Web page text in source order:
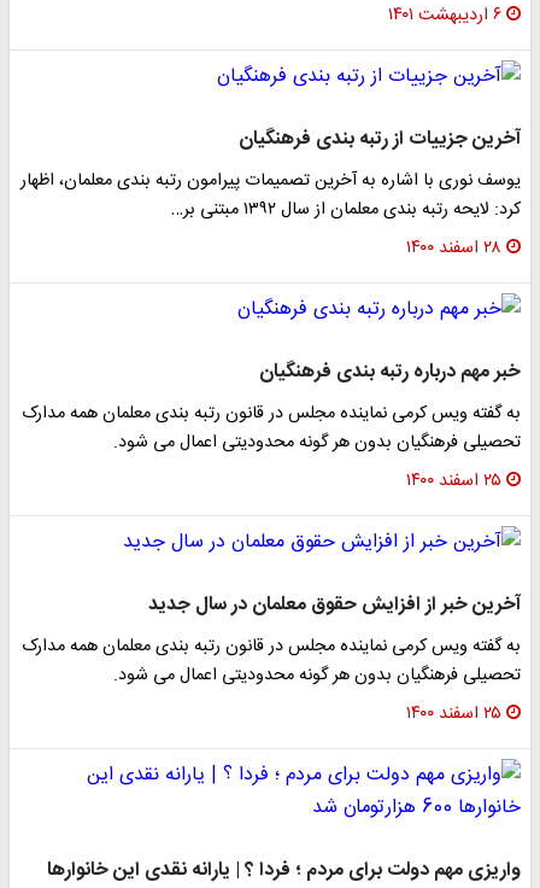
۶ اردیبهشت ۱۴۰۱
آخرین جزییات از رتبه بندی فرهنگیان
یوسف نوری با اشاره به آخرین تصمیمات پیرامون رتبه بندی معلمان، اظهار
کرد: لایحه رتبه بندی معلمان از سال ۱۳۹۲ مبتنی بر…
۲۸ اسفند ۱۴۰۰
خبر مهم درباره رتبه بندی فرهنگیان
به گفته ویس کرمی نماینده مجلس در قانون رتبه بندی معلمان همه مدارک
تحصیلی فرهنگیان بدون هر گونه محدودیتی اعمال می شود.
۲۵ اسفند ۱۴۰۰
آخرین خبر از افزایش حقوق معلمان در سال جدید
به گفته ویس کرمی نماینده مجلس در قانون رتبه بندی معلمان همه مدارک
تحصیلی فرهنگیان بدون هر گونه محدودیتی اعمال می شود.
۲۵ اسفند ۱۴۰۰
واریزی مهم دولت برای مردم ؛ فردا ؟ | یارانه نقدی این خانوارها